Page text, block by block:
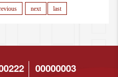
next last
00000003